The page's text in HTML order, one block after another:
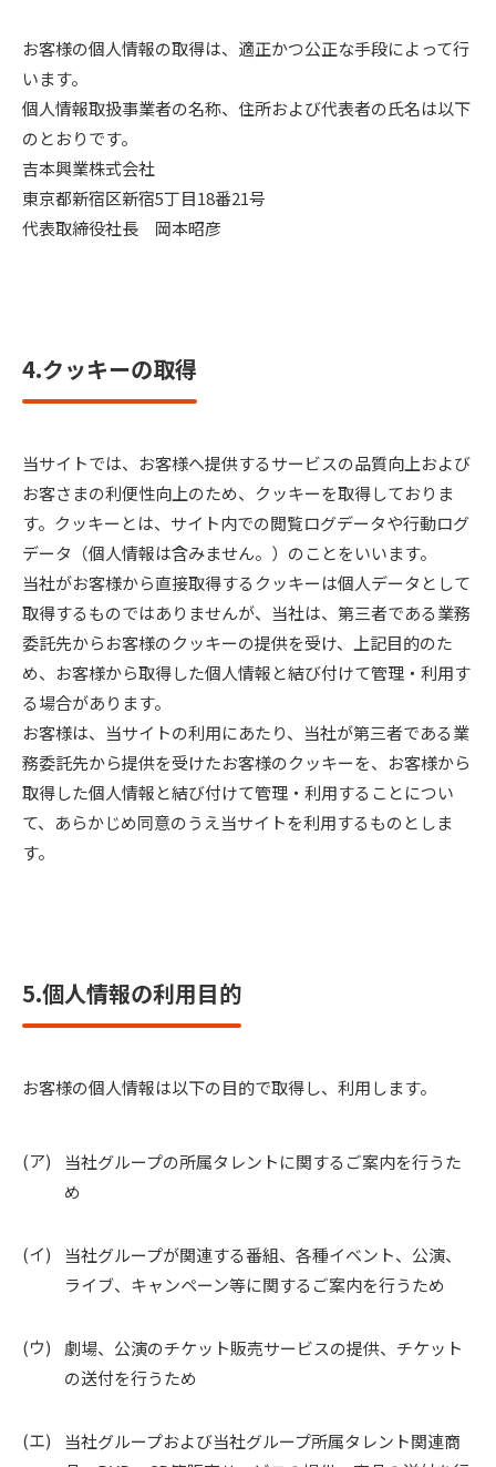
お客様の個人情報の取得は、適正かつ公正な手段によって行
います。
個人情報取扱事業者の名称、住所および代表者の氏名は以下
のとおりです。
吉本興業株式会社
東京都新宿区新宿5丁目18番21号
代表取締役社長 岡本昭彦
4.クッキーの取得
当サイトでは、お客様へ提供するサービスの品質向上および
お客さまの利便性向上のため、クッキーを取得しておりま
す。クッキーとは、サイト内での閲覧ログデータや行動ログ
データ（個人情報は含みません。）のことをいいます。
当社がお客様から直接取得するクッキーは個人データとして
取得するものではありませんが、当社は、第三者である業務
委託先からお客様のクッキーの提供を受け、上記目的のた
め、お客様から取得した個人情報と結び付けて管理・利用す
る場合があります。
お客様は、当サイトの利用にあたり、当社が第三者である業
務委託先から提供を受けたお客様のクッキーを、お客様から
取得した個人情報と結び付けて管理・利用することについ
て、あらかじめ同意のうえ当サイトを利用するものとしま
す。
5.個人情報の利用目的
お客様の個人情報は以下の目的で取得し、利用します。
当社グループの所属タレントに関するご案内を行うた
め
当社グループが関連する番組、各種イベント、公演、
ライブ、キャンペーン等に関するご案内を行うため
劇場、公演のチケット販売サービスの提供、チケット
の送付を行うため
当社グループおよび当社グループ所属タレント関連商